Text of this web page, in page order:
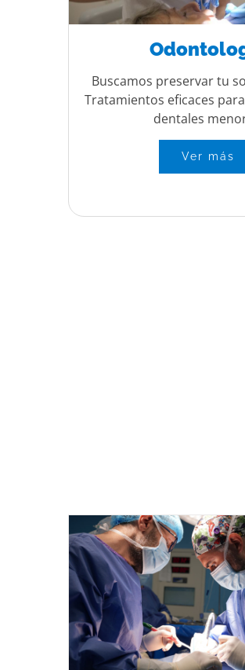
Buscamos preservar tu
Tratamientos eficaces
dentales
Ver más